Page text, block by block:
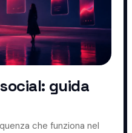
guida
che funziona nel